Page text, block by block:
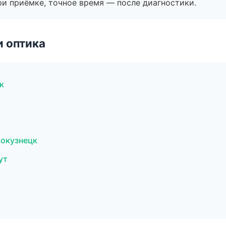
приёмке, точное время — после диагностики.
оптика